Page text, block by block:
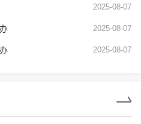
2025-08-07
2025-08-07
2025-08-07